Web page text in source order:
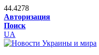
44.4278
Авторизация
Поиск
UA